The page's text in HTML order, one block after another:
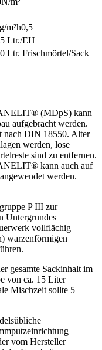
Ltr./EH
Ltr. Frischmörtel/Sack
(MDpS) kann
DIN 18550. Alter
werden, lose
sind zu entfernen.
kann auch auf
werden.
P III zur
Untergrundes
vollflächig
warzenförmigen
gesamte Sackinhalt im
von ca. 15 Liter
Mischzeit sollte 5
Verarbeitung
und